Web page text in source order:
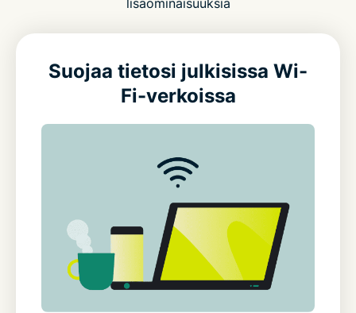
Suojaa tietosi julkisissa Wi-
Fi-verkoissa